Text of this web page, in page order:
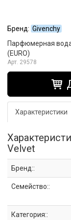
Бренд: Givenchy
Парфюмерная
(EURO)
29578
Характеристики
Velvet
Бренд::
Семейство::
Категория::